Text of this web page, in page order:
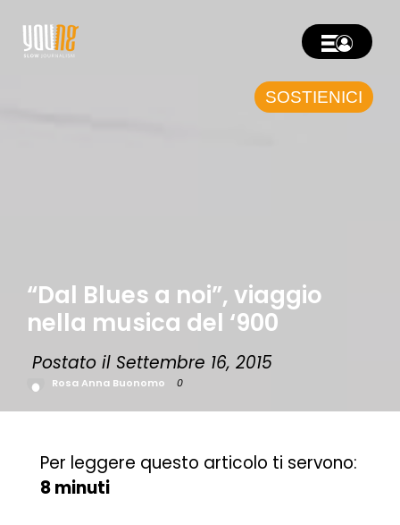
SOSTIENICI
“Dal Blues a noi”, viaggio
nella musica del ‘900
Postato il Settembre 16, 2015
Rosa Anna Buonomo 0
Per leggere questo articolo ti servono:
8 minuti